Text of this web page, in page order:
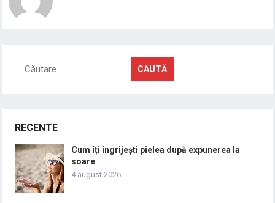
Caută
după:
RECENTE
Cum îți îngrijești pielea după expunerea la
soare
4 august 2026